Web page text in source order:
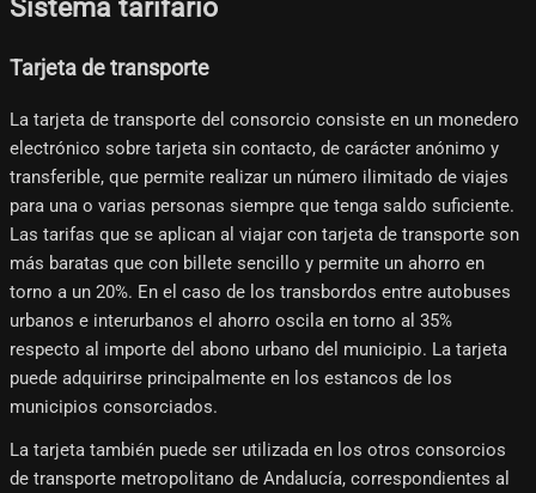
Sistema tarifario
Tarjeta de transporte
La tarjeta de transporte del consorcio consiste en un monedero
electrónico sobre tarjeta sin contacto, de carácter anónimo y
transferible, que permite realizar un número ilimitado de viajes
para una o varias personas siempre que tenga saldo suficiente.
Las tarifas que se aplican al viajar con tarjeta de transporte son
más baratas que con billete sencillo y permite un ahorro en
torno a un 20%. En el caso de los transbordos entre autobuses
urbanos e interurbanos el ahorro oscila en torno al 35%
respecto al importe del abono urbano del municipio. La tarjeta
puede adquirirse principalmente en los estancos de los
municipios consorciados.
La tarjeta también puede ser utilizada en los otros consorcios
de transporte metropolitano de Andalucía, correspondientes al